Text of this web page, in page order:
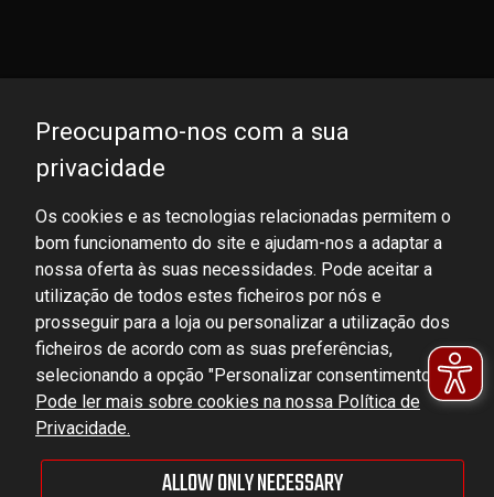
DOMINATOR GROUP Sp. z o.o.
Ludowa 59, 43-514 Kaniów, POLAND
VAT ID No.: 6521751083
dominator@dominator.pl
© Copyright 2022 | Dominator Group Sp. z o. o.
Preocupamo-nos com a sua
privacidade
Os cookies e as tecnologias relacionadas permitem o
bom funcionamento do site e ajudam-nos a adaptar a
nossa oferta às suas necessidades. Pode aceitar a
utilização de todos estes ficheiros por nós e
prosseguir para a loja ou personalizar a utilização dos
ficheiros de acordo com as suas preferências,
selecionando a opção "Personalizar consentimentos".
Pode ler mais sobre cookies na nossa Política de
Privacidade.
ALLOW ONLY NECESSARY